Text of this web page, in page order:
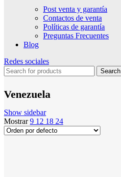
Post venta y garantía
Contactos de venta
Políticas de garantía
Preguntas Frecuentes
Blog
Redes sociales
Search
Venezuela
Show sidebar
Mostrar9 12 18 24